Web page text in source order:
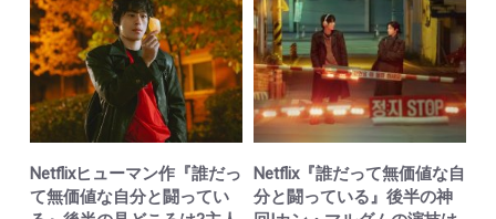
Netflixヒューマン作『誰だっ
て無価値な自分と闘ってい
Netflix『誰だって無価値な自
分と闘っている』後半の神